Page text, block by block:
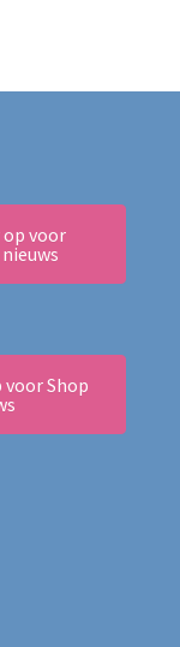
op voor
voor Shop